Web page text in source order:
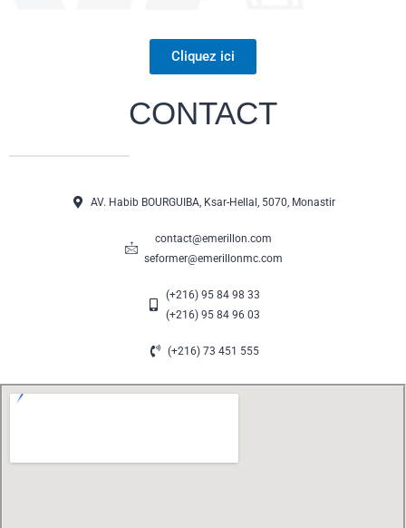
Cliquez ici
CONTACT
AV. Habib BOURGUIBA, Ksar-Hellal, 5070, Monastir
contact@emerillon.com
seformer@emerillonmc.com
(+216) 95 84 98 33
(+216) 95 84 96 03
(+216) 73 451 555